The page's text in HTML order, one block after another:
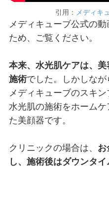
引用： メディキ
メディキューブ公式の
ため、ご覧ください。
本来、水光肌ケアは、
施術でした。しかしなが
メディキューブのスキン
水光肌の施術をホーム
た美顔器です。
クリニックの場合は、 お
し、施術後はダウンタイ